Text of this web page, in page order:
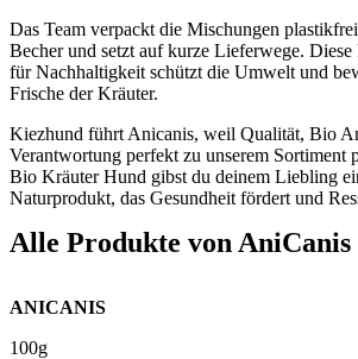
Das Team verpackt die Mischungen
Becher und setzt auf kurze Lieferwege.
für Nachhaltigkeit schützt die Umwelt und
Frische der Kräuter.
Kiezhund führt Anicanis, weil Qualität, Bio
Verantwortung perfekt zu unserem Sortiment
Bio Kräuter Hund gibst du deinem Liebling
Naturprodukt, das Gesundheit fördert und
Alle Produkte von AniCanis
ANICANIS
100g